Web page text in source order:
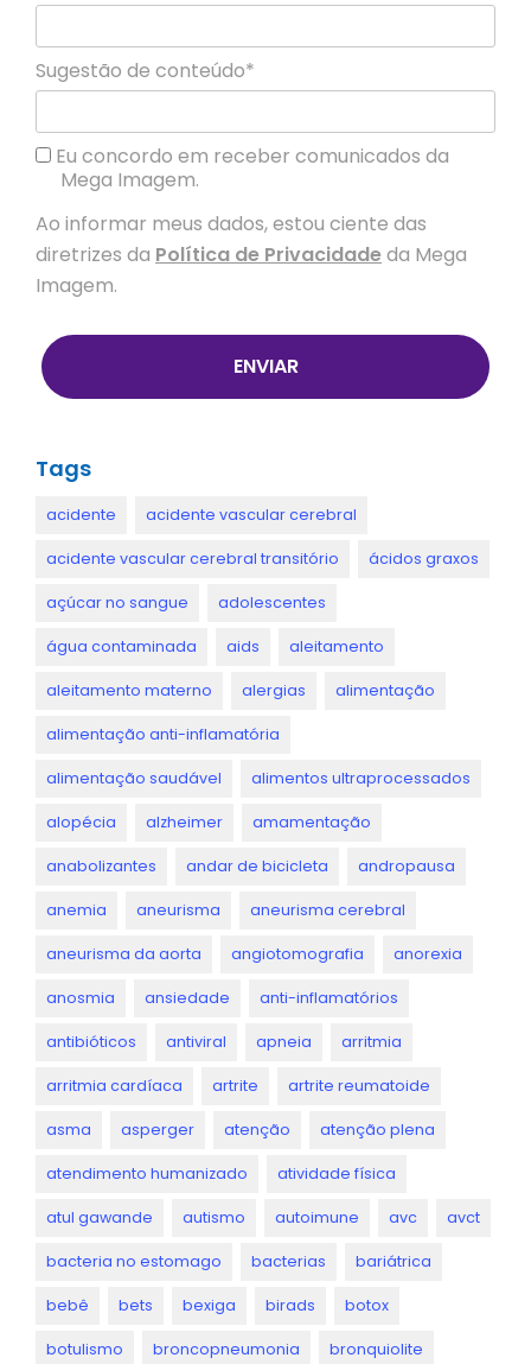
Sugestão de conteúdo*
Eu concordo em receber comunicados da
Mega Imagem.
Ao informar meus dados, estou ciente das
diretrizes da Política de Privacidadeda Mega
Imagem.
ENVIAR
Tags
acidente acidente vascular cerebral
acidente vascular cerebral transitório ácidos graxos
açúcar no sangue adolescentes
água contaminada aids aleitamento
aleitamento materno alergias alimentação
alimentação anti-inflamatória
alimentação saudável alimentos ultraprocessados
alopécia alzheimer amamentação
anabolizantes andar de bicicleta andropausa
anemia aneurisma aneurisma cerebral
aneurisma da aorta angiotomografia anorexia
anosmia ansiedade anti-inflamatórios
antibióticos antiviral apneia arritmia
arritmia cardíaca artrite artrite reumatoide
asma asperger atenção atenção plena
atendimento humanizado atividade física
atul gawande autismo autoimune avc avct
bacteria no estomago bacterias bariátrica
bebê bets bexiga birads botox
botulismo broncopneumonia bronquiolite